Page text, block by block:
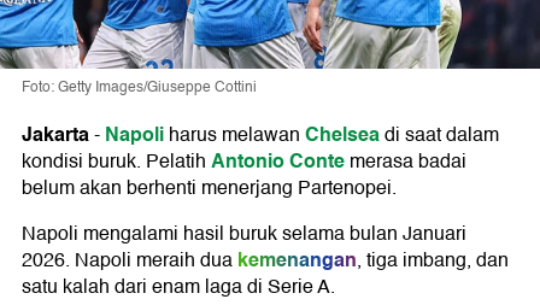
Foto: Getty Images/Giuseppe Cottini
Jakarta-Napoliharus melawanChelseadi saat dalam
kondisi buruk. PelatihAntonio Contemerasa badai
belum akan berhenti menerjang Partenopei.
Napoli mengalami hasil buruk selama bulan Januari
2026. Napoli meraih duakemenangan, tiga imbang, dan
satu kalah dari enam laga di Serie A.